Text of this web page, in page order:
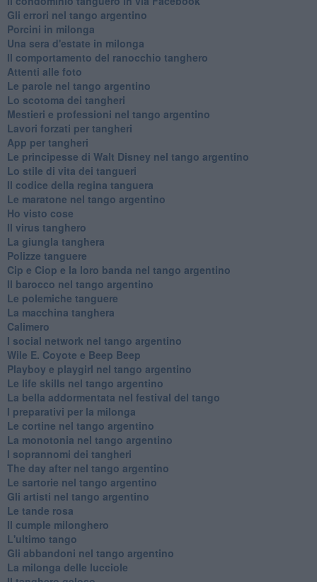
Gli errori nel tango argentino
Porcini in milonga
Una sera d'estate in milonga
Il comportamento del ranocchio tanghero
Attenti alle foto
Le parole nel tango argentino
Lo scotoma dei tangheri
Mestieri e professioni nel tango argentino
Lavori forzati per tangheri
App per tangheri
Le principesse di Walt Disney nel tango argentino
Lo stile di vita dei tangueri
Il codice della regina tanguera
Le maratone nel tango argentino
Ho visto cose
Il virus tanghero
La giungla tanghera
Polizze tanguere
Cip e Ciop e la loro banda nel tango argentino
Il barocco nel tango argentino
Le polemiche tanguere
La macchina tanghera
Calimero
​I social network nel tango argentino
Wile E. Coyote e Beep Beep
Playboy e playgirl nel tango argentino
Le life skills nel tango argentino
La bella addormentata nel festival del tango
I preparativi per la milonga
Le cortine nel tango argentino
La monotonia nel tango argentino
I soprannomi dei tangheri
The day after nel tango argentino
Le sartorie nel tango argentino
Gli artisti nel tango argentino
Le tande rosa
Il cumple milonghero
L'ultimo tango
Gli abbandoni nel tango argentino
La milonga delle lucciole